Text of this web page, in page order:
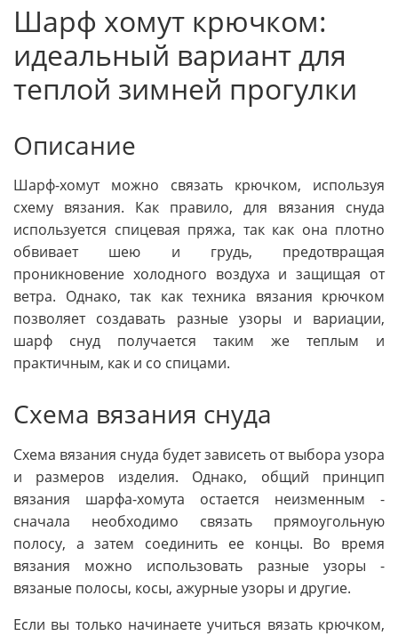
Шарф хомут крючком:
идеальный вариант для
теплой зимней прогулки
Описание
Шарф-хомут можно связать крючком, используя
схему вязания. Как правило, для вязания снуда
используется спицевая пряжа, так как она плотно
обвивает шею и грудь, предотвращая
проникновение холодного воздуха и защищая от
ветра. Однако, так как техника вязания крючком
позволяет создавать разные узоры и вариации,
шарф снуд получается таким же теплым и
практичным, как и со спицами.
Схема вязания снуда
Схема вязания снуда будет зависеть от выбора узора
и размеров изделия. Однако, общий принцип
вязания шарфа-хомута остается неизменным -
сначала необходимо связать прямоугольную
полосу, а затем соединить ее концы. Во время
вязания можно использовать разные узоры -
вязаные полосы, косы, ажурные узоры и другие.
Если вы только начинаете учиться вязать крючком,